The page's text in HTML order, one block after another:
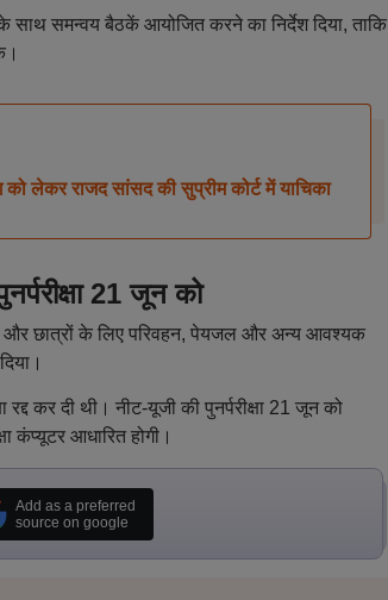
साथ समन्वय बैठकें आयोजित करने का निर्देश दिया, ताकि
लेकर राजद सांसद की सुप्रीम कोर्ट में याचिका
21 जून को
और छात्रों के लिए परिवहन, पेयजल और अन्य आवश्यक
कर दी थी। नीट-यूजी की पुनर्परीक्षा 21 जून को
कंप्यूटर आधारित होगी।
Add as a preferred
source on google